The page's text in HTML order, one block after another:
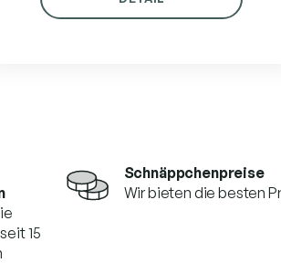
15
Schnäppchenpreise
Wir bieten die besten